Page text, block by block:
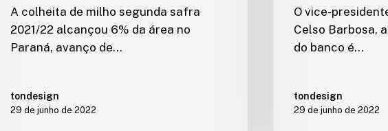
A colheita de milho segunda safra
2021/22 alcançou 6% da área no
Paraná, avanço de…
tondesign
29 de junho de 2022
O vice-
Celso Barbosa,
do banco é…
tondesign
29 de junho de 2022